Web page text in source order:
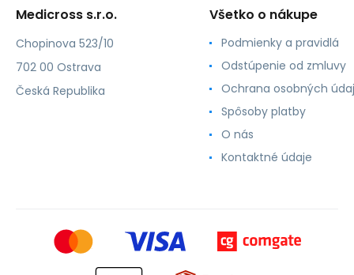
Medicross s.r.o.
Chopinova 523/10
702 00 Ostrava
Česká Republika
Všetko o nákupe
Podmienky a pravidlá
Odstúpenie od zmluvy
Ochrana osobných
Spôsoby platby
O nás
Kontaktné údaje